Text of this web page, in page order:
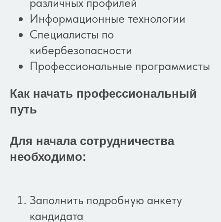
Информационные технологии
Специалисты по
кибербезопасности
Профессиональные программисты
Как начать профессиональный
путь
Для начала сотрудничества
необходимо:
Заполнить подробную анкету
кандидата